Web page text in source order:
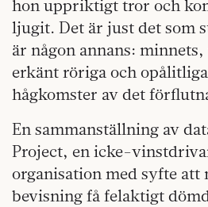
hon uppriktigt tror och
ljugit. Det är just det som
är någon annans:
erkänt röriga och
hågkomster av det
En sammanställning av
Project, en icke-
organisation med syfte att
bevisning få felaktigt